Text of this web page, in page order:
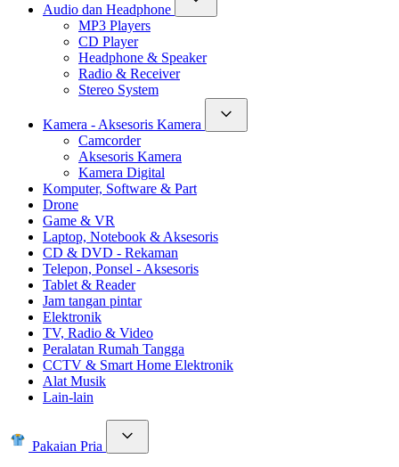
Audio dan Headphone
MP3 Players
CD Player
Headphone & Speaker
Radio & Receiver
Stereo System
Kamera - Aksesoris Kamera
Camcorder
Aksesoris Kamera
Kamera Digital
Komputer, Software & Part
Drone
Game & VR
Laptop, Notebook & Aksesoris
CD & DVD - Rekaman
Telepon, Ponsel - Aksesoris
Tablet & Reader
Jam tangan pintar
Elektronik
TV, Radio & Video
Peralatan Rumah Tangga
CCTV & Smart Home Elektronik
Alat Musik
Lain-lain
Pakaian Pria